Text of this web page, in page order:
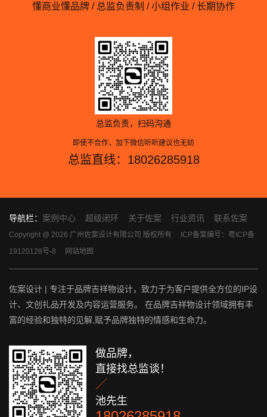
懂商业懂品牌 / 总监负责制 / 小组作业 / 长期协作
总监负责，扫码沟通
即使不合作，加下微信听听建议也无妨
总监直线：18026285918
导航栏： 案例中心 超级闭环 关于佐案 行业资讯 联系佐案
Copyright @ 2026 广州佐案设计有限公司 版权所有 ICP备案编号：粤ICP备
19120128号-8
网站地图
佐案设计 | 专注于品牌吉祥物设计，致力于为客户提供全方位的IP设
计、文创礼品开发及内容运营服务。 在品牌吉祥物设计领域拥有丰
富的经验和独特的见解,赋予品牌独特的情感和生命力。
做品牌，
直接找总监谈！

池先生